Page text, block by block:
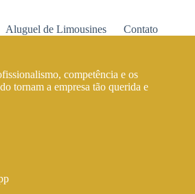
Aluguel de Limousines Contato
competência e os
tornam a empresa tão querida e